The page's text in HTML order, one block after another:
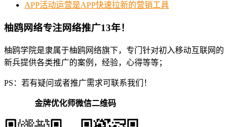
APP活动运营是APP快速拉新的营销工具
柚鸥网络专注网络推广13年！
柚鸥学院是隶属于柚鸥网络旗下，专门针对初入移动互联网的
新兵提供各类推广的案例，经验，心得等等；
PS：若有疑问或者推广需求可联系我们！
金牌优化师微信二维码